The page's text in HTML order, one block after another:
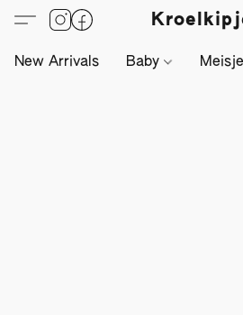
New Arrivals Baby